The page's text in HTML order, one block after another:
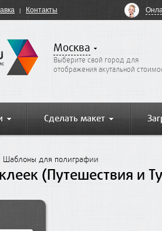
Контакты
Москва
Выберите свой город для
отображения акутальной
Сделать макет
Шаблоны для полиграфии
(Путешествия и